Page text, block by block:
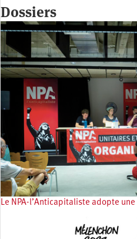
Dossiers
Le NPA-l’Anticapitaliste adopte